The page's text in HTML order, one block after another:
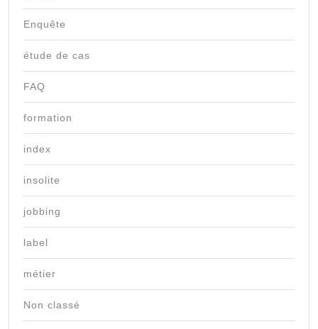
Enquête
étude de cas
FAQ
formation
index
insolite
jobbing
label
métier
Non classé